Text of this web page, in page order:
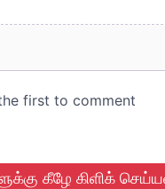
கீழே கிளிக்